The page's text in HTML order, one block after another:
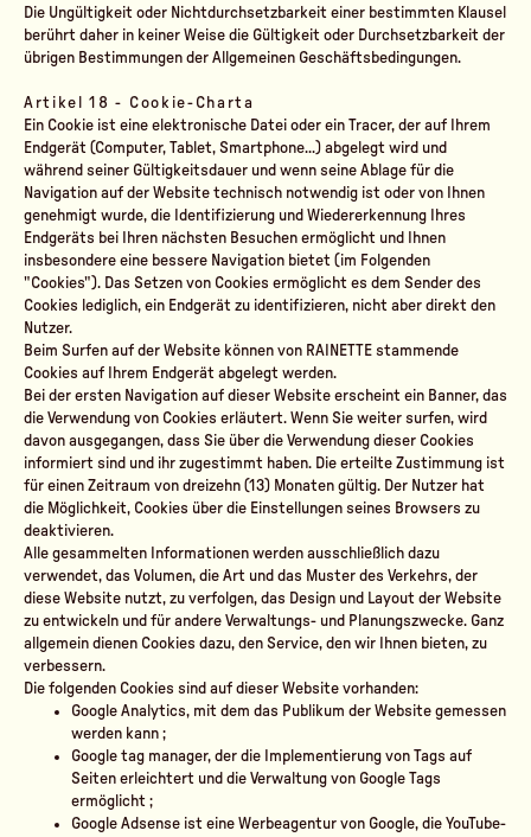
Die Ungültigkeit oder Nichtdurchsetzbarkeit einer bestimmten Klausel
berührt daher in keiner Weise die Gültigkeit oder Durchsetzbarkeit der
übrigen Bestimmungen der Allgemeinen Geschäftsbedingungen.
Artikel 18 - Cookie-Charta
Ein Cookie ist eine elektronische Datei oder ein Tracer, der auf Ihrem
Endgerät (Computer, Tablet, Smartphone...) abgelegt wird und
während seiner Gültigkeitsdauer und wenn seine Ablage für die
Navigation auf der Website technisch notwendig ist oder von Ihnen
genehmigt wurde, die Identifizierung und Wiedererkennung Ihres
Endgeräts bei Ihren nächsten Besuchen ermöglicht und Ihnen
insbesondere eine bessere Navigation bietet (im Folgenden
"Cookies"). Das Setzen von Cookies ermöglicht es dem Sender des
Cookies lediglich, ein Endgerät zu identifizieren, nicht aber direkt den
Nutzer.
Beim Surfen auf der Website können von RAINETTE stammende
Cookies auf Ihrem Endgerät abgelegt werden.
Bei der ersten Navigation auf dieser Website erscheint ein Banner, das
die Verwendung von Cookies erläutert. Wenn Sie weiter surfen, wird
davon ausgegangen, dass Sie über die Verwendung dieser Cookies
informiert sind und ihr zugestimmt haben. Die erteilte Zustimmung ist
für einen Zeitraum von dreizehn (13) Monaten gültig. Der Nutzer hat
die Möglichkeit, Cookies über die Einstellungen seines Browsers zu
deaktivieren.
Alle gesammelten Informationen werden ausschließlich dazu
verwendet, das Volumen, die Art und das Muster des Verkehrs, der
diese Website nutzt, zu verfolgen, das Design und Layout der Website
zu entwickeln und für andere Verwaltungs- und Planungszwecke. Ganz
allgemein dienen Cookies dazu, den Service, den wir Ihnen bieten, zu
verbessern.
Die folgenden Cookies sind auf dieser Website vorhanden:
Google Analytics, mit dem das Publikum der Website gemessen
werden kann ;
Google tag manager, der die Implementierung von Tags auf
Seiten erleichtert und die Verwaltung von Google Tags
ermöglicht ;
Google Adsense ist eine Werbeagentur von Google, die YouTube-